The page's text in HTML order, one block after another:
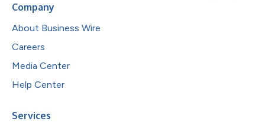
Company
About Business Wire
Careers
Media Center
Help Center
Services